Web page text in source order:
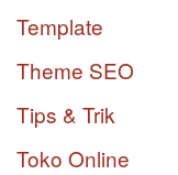
Template
Theme SEO
Tips & Trik
Toko Online